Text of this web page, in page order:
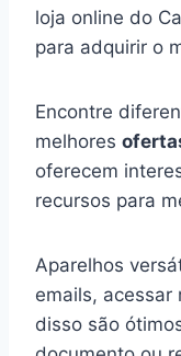
loja online do
para adquirir o
Encontre
melhores
oferecem
recursos para
Aparelhos
emails, acessar
disso são